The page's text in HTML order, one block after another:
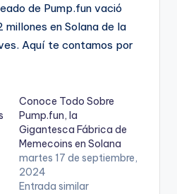
de Pump.fun vació
en Solana de la
Aquí te contamos por
Conoce Todo Sobre
Pump.fun, la
Gigantesca Fábrica de
Memecoins en Solana
martes 17 de septiembre,
2024
Entrada similar